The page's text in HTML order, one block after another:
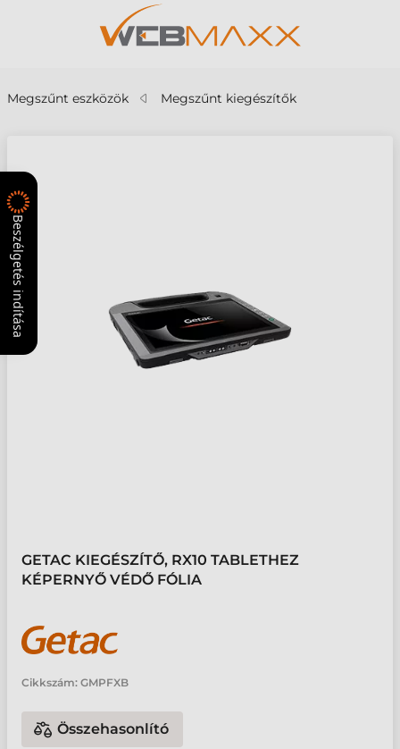
Megszűnt eszközök Megszűnt kiegészítők
GETAC KIEGÉSZÍTŐ, RX10 TABLETHEZ
KÉPERNYŐ VÉDŐ FÓLIA
Cikkszám: GMPFXB
Összehasonlító
Beszélgetés indítása